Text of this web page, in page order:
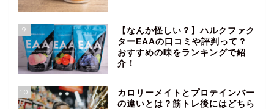
9
【なんか怪しい？】ハルクファク
ターEAAの口コミや評判って？
おすすめの味をランキングで紹
介！
10
カロリーメイトとプロテインバー
の違いとは？筋トレ後にはどちら